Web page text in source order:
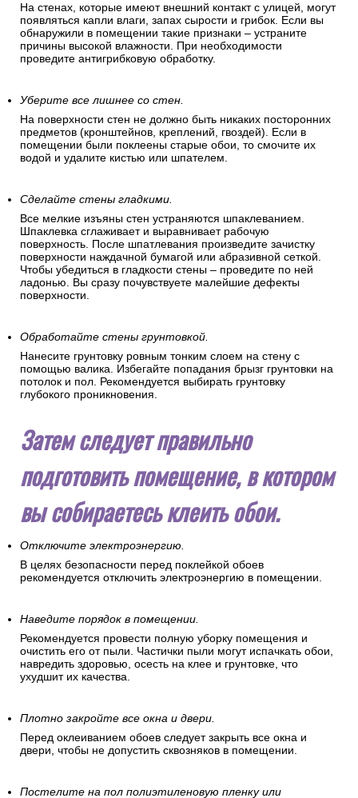
На стенах, которые имеют внешний контакт с улицей, могут
появляться капли влаги, запах сырости и грибок. Если вы
обнаружили в помещении такие признаки – устраните
причины высокой влажности. При необходимости
проведите антигрибковую обработку.
Уберите все лишнее со стен.
На поверхности стен не должно быть никаких посторонних
предметов (кронштейнов, креплений, гвоздей). Если в
помещении были поклеены старые обои, то смочите их
водой и удалите кистью или шпателем.
Сделайте стены гладкими.
Все мелкие изъяны стен устраняются шпаклеванием.
Шпаклевка сглаживает и выравнивает рабочую
поверхность. После шпатлевания произведите зачистку
поверхности наждачной бумагой или абразивной сеткой.
Чтобы убедиться в гладкости стены – проведите по ней
ладонью. Вы сразу почувствуете малейшие дефекты
поверхности.
Обработайте стены грунтовкой.
Нанесите грунтовку ровным тонким слоем на стену с
помощью валика. Избегайте попадания брызг грунтовки на
потолок и пол. Рекомендуется выбирать грунтовку
глубокого проникновения.
Затем следует правильно
подготовить помещение, в котором
вы собираетесь клеить обои.
Отключите электроэнергию.
В целях безопасности перед поклейкой обоев
рекомендуется отключить электроэнергию в помещении.
Наведите порядок в помещении.
Рекомендуется провести полную уборку помещения и
очистить его от пыли. Частички пыли могут испачкать обои,
навредить здоровью, осесть на клее и грунтовке, что
ухудшит их качества.
Плотно закройте все окна и двери.
Перед оклеиванием обоев следует закрыть все окна и
двери, чтобы не допустить сквозняков в помещении.
Постелите на пол полиэтиленовую пленку или